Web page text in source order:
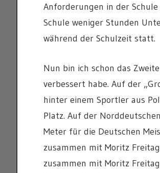
Anforderungen in der
Schule weniger Stunden
während der Schulzeit statt.
Nun bin ich schon das
verbessert habe. Auf der
hinter einem Sportler aus
Platz. Auf der
Meter für die Deutschen
zusammen mit Moritz
zusammen mit Moritz